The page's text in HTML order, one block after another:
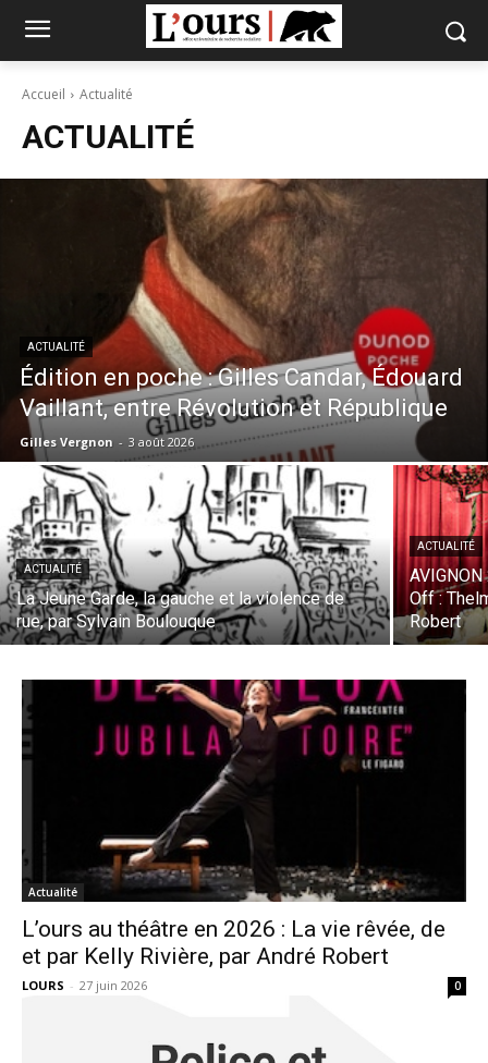
Accueil Actualité
ACTUALITÉ
ACTUALITÉ
Édition en poche : Gilles Candar, Édouard
Vaillant, entre Révolution et République
Gilles Vergnon - 3 août 2026
ACTUALITÉ
La Jeune Garde, la gauche et la violence de
rue, par Sylvain Boulouque
ACTUALITÉ
Off :
Robert
Actualité
L’ours au théâtre en 2026 : La vie rêvée, de
et par Kelly Rivière, par André Robert
LOURS - 27 juin 2026 0